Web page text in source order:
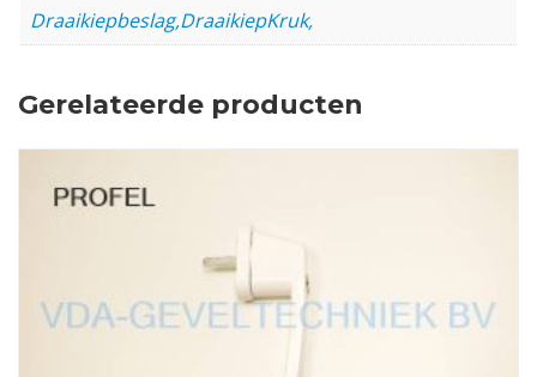
Draaikiepbeslag,DraaikiepKruk,
Gerelateerde producten